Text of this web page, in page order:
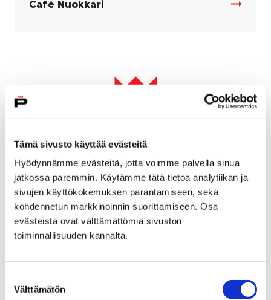
Tämä sivusto käyttää evästeitä
Hyödynnämme evästeitä, jotta voimme palvella sinua
jatkossa paremmin. Käytämme tätä tietoa analytiikan ja
sivujen käyttökokemuksen parantamiseen, sekä
kohdennetun markkinoinnin suorittamiseen. Osa
evästeistä ovat välttämättömiä sivuston
toiminnallisuuden kannalta.
valinta
Välttämätön
Café Nuokkari
Kädentaidepaja